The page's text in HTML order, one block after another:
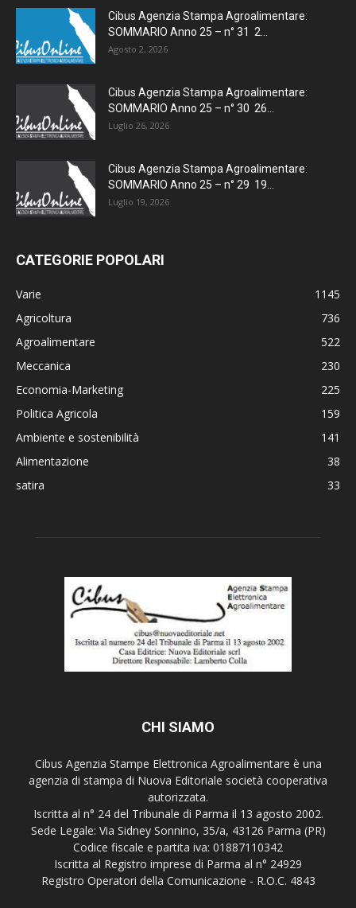
Cibus Agenzia Stampa Agroalimentare:
SOMMARIO Anno 25 – n° 31 2...
Agosto 2, 2026
Cibus Agenzia Stampa Agroalimentare:
SOMMARIO Anno 25 – n° 30 26...
Luglio 26, 2026
Cibus Agenzia Stampa Agroalimentare:
SOMMARIO Anno 25 – n° 29 19...
Luglio 19, 2026
CATEGORIE POPOLARI
Varie
1145
Agricoltura
736
Agroalimentare
522
Meccanica
230
Economia-Marketing
225
Politica Agricola
159
Ambiente e sostenibilità
141
Alimentazione
38
satira
33
CHI SIAMO
Cibus Agenzia Stampe Elettronica Agroalimentare è una
agenzia di stampa di Nuova Editoriale società cooperativa
autorizzata.
Iscritta al n° 24 del Tribunale di Parma il 13 agosto 2002.
Sede Legale: Via Sidney Sonnino, 35/a, 43126 Parma (PR)
Codice fiscale e partita iva: 01887110342
Iscritta al Registro imprese di Parma al n° 24929
Registro Operatori della Comunicazione - R.O.C. 4843